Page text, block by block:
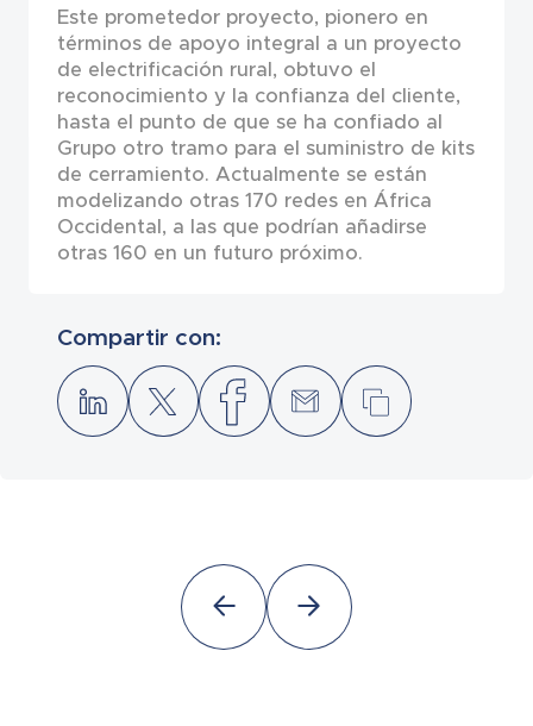
Compartir con:
Este prometedor proyecto, pionero en
términos de apoyo integral a un proyecto
de electrificación rural, obtuvo el
reconocimiento y la confianza del cliente,
hasta el punto de que se ha confiado al
Grupo otro tramo para el suministro de kits
de cerramiento. Actualmente se están
modelizando otras 170 redes en África
Occidental, a las que podrían añadirse
otras 160 en un futuro próximo.